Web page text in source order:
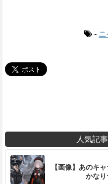
-
人気記
【画像】あのキ
かな